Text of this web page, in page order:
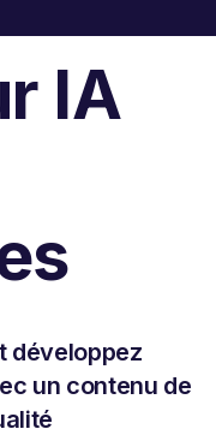
IA
développez
un contenu de